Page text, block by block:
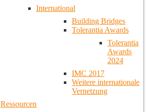
International
Building Bridges
Tolerantia Awards
Tolerantia
Awards
2024
IMC 2017
Weitere internationale
Vernetzung
Ressourcen